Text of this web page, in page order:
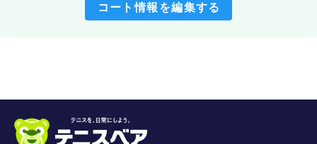
コート情報を編集する